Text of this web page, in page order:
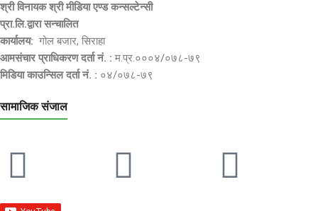
श्री विनायक श्री मीडिया एण्ड कन्सल्टेन्सी
प्रा.लि.द्वारा सन्चालित
कार्यालय: गोल बजार, सिराहा
आमसंचार प्राधिकरण दर्ता नं. : म.प्र.०००४/०७८-७९
मिडिया काउन्सिल दर्ता नं. : ०४/०७८-७९
सामाजिक संजाल